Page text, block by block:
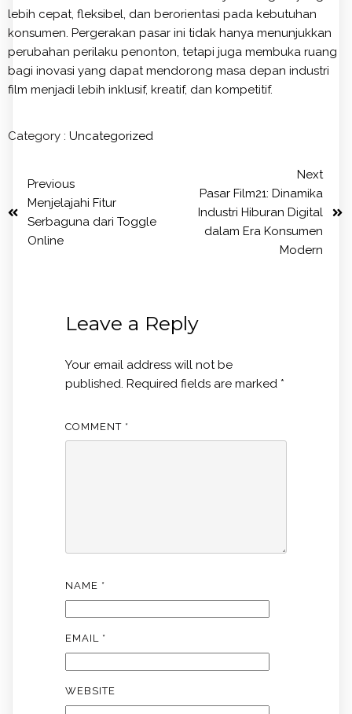
lebih cepat, fleksibel, dan berorientasi pada kebutuhan
konsumen. Pergerakan pasar ini tidak hanya menunjukkan
perubahan perilaku penonton, tetapi juga membuka ruang
bagi inovasi yang dapat mendorong masa depan industri
film menjadi lebih inklusif, kreatif, dan kompetitif.
Category : Uncategorized
Previous
Menjelajahi Fitur
Serbaguna dari Toggle
Online
Next
Pasar Film21: Dinamika
Industri Hiburan Digital
dalam Era Konsumen
Modern
Leave a Reply
Your email address will not be
published. Required fields are marked *
COMMENT *
NAME *
EMAIL *
WEBSITE